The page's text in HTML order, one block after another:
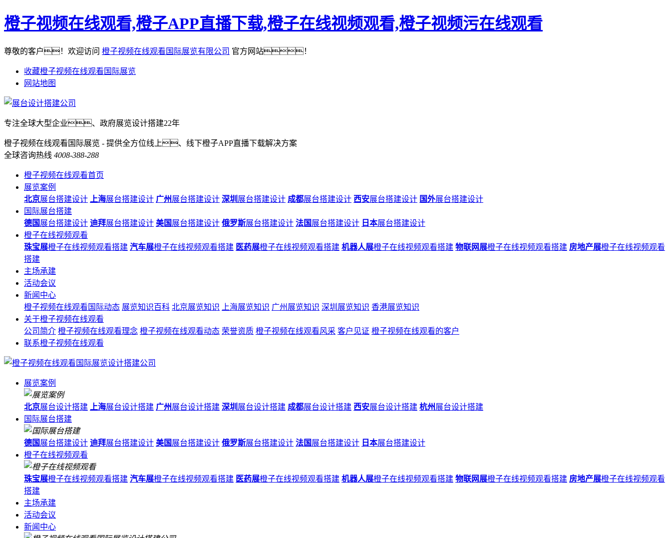
橙子视频在线观看,橙子APP直播下载,橙子在线视频观看,橙子视频污在线观看
尊敬的客户！欢迎访问 橙子视频在线观看国际展览有限公司 官方网站！
收藏橙子视频在线观看国际展览
网站地图
专注全球大型企业、政府展览设计搭建22年
橙子视频在线观看国际展览 - 提供全方位线上、线下橙子APP直播下载解决方案
全球咨询热线 4008-388-288
橙子视频在线观看首页
展览案例
北京展台搭建设计 上海展台搭建设计 广州展台搭建设计 深圳 展台搭建设计 成都展台搭建设计 西安展台搭建设计 国外展台搭建设计
国际展台搭建
德国 展台搭建设计 迪拜展台搭建设计 美国 展台搭建设计 俄罗斯展台搭建设计 法国 展台搭建设计 日本展台搭建设计
橙子在线视频观看
珠宝展橙子在线视频观看搭建 汽车展橙子在线视频观看搭建 医药展橙子在线视频观看搭建 机器人展橙子在线视频观看搭建 物联网展橙子在线视频观看搭建 房地产展橙子在线视频观看
搭建
主场承建
活动会议
新闻中心
橙子视频在线观看国际动态 展览知识百科 北京展览知识 上海展览知识 广州展览知识 深圳展览知识 香港展览知识
关于橙子视频在线观看
公司简介 橙子视频在线观看理念 橙子视频在线观看动态 荣誉资质 橙子视频在线观看风采 客户见证 橙子视频在线观看的客户
联系橙子视频在线观看
展览案例
北京展台设计搭建 上海展台设计搭建 广州展台设计搭建 深圳 展台设计搭建 成都展台设计搭建 西安展台设计搭建 杭州展台设计搭建
国际展台搭建
德国 展台搭建设计 迪拜展台搭建设计 美国 展台搭建设计 俄罗斯展台搭建设计 法国 展台搭建设计 日本展台搭建设计
橙子在线视频观看
珠宝展橙子在线视频观看搭建 汽车展橙子在线视频观看搭建 医药展橙子在线视频观看搭建 机器人展橙子在线视频观看搭建 物联网展橙子在线视频观看搭建 房地产展橙子在线视频观看
搭建
主场承建
活动会议
新闻中心